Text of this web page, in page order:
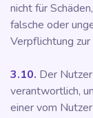
nicht für
falsche oder
Verpflichtung
3.10. Der
verantwortlich,
einer vom